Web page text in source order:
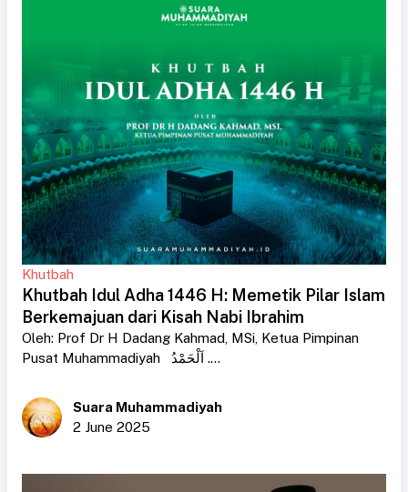
Khutbah
Khutbah Idul Adha 1446 H: Memetik Pilar Islam
Berkemajuan dari Kisah Nabi Ibrahim
Oleh: Prof Dr H Dadang Kahmad, MSi, Ketua Pimpinan
Pusat Muhammadiyah اَلْحَمْدُ ....
Suara Muhammadiyah
2 June 2025